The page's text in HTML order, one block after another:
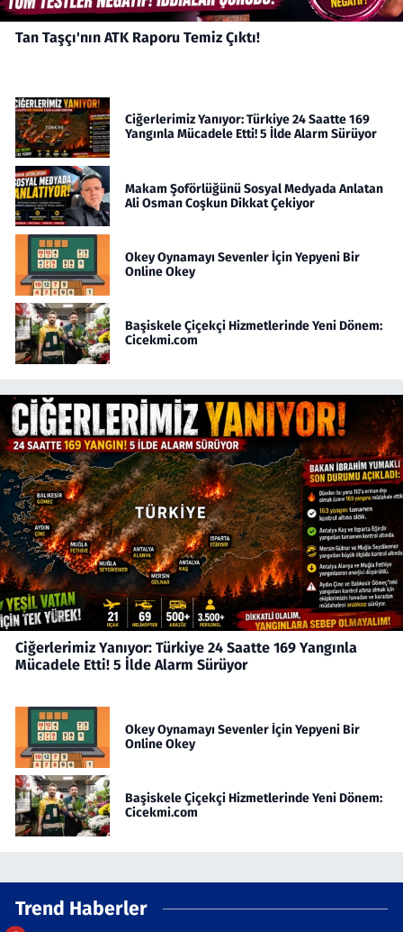
Tan Taşçı'nın ATK Raporu Temiz Çıktı!
Ciğerlerimiz Yanıyor: Türkiye 24 Saatte 169
Yangınla Mücadele Etti! 5 İlde Alarm Sürüyor
Makam Şoförlüğünü Sosyal Medyada Anlatan
Ali Osman Coşkun Dikkat Çekiyor
Okey Oynamayı Sevenler İçin Yepyeni Bir
Online Okey
Başiskele Çiçekçi Hizmetlerinde Yeni Dönem:
Cicekmi.com
Ciğerlerimiz Yanıyor: Türkiye 24 Saatte 169 Yangınla
Mücadele Etti! 5 İlde Alarm Sürüyor
Okey Oynamayı Sevenler İçin Yepyeni Bir
Online Okey
Başiskele Çiçekçi Hizmetlerinde Yeni Dönem:
Cicekmi.com
Trend Haberler